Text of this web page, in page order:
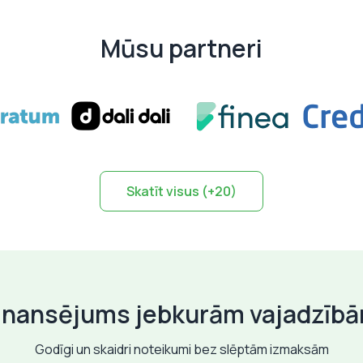
Mūsu partneri
Skatīt visus (+20)
jebkurām
Godīgi un skaidri noteikumi bez slēptām izmaksām